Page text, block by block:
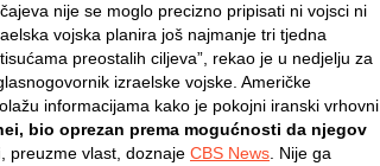
nije se moglo precizno pripisati ni vojsci ni
vojska planira još najmanje tri tjedna
preostalih ciljeva”, rekao je u nedjelju za
izraelske vojske. Američke
informacijama kako je pokojni iranski vrhovni
bio oprezan prema mogućnosti da njegov
, preuzme vlast, doznaje CBS News. Nije ga